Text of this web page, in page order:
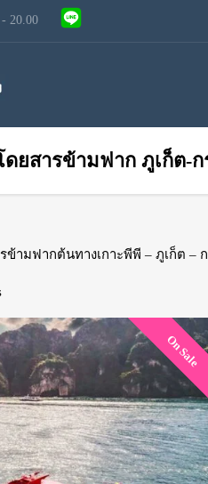
20.00
ดยสารข้ามฟาก ภูเก็ต-
ข้ามฟากต้นทางเกาะพีพี – ภูเก็ต
On Sale